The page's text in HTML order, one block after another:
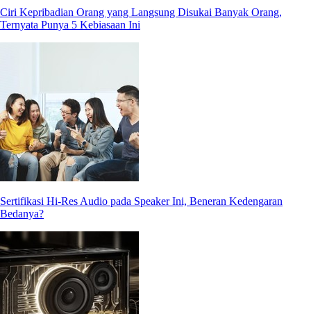
Ciri Kepribadian Orang yang Langsung Disukai Banyak Orang,
Ternyata Punya 5 Kebiasaan Ini
Sertifikasi Hi-Res Audio pada Speaker Ini, Beneran Kedengaran
Bedanya?